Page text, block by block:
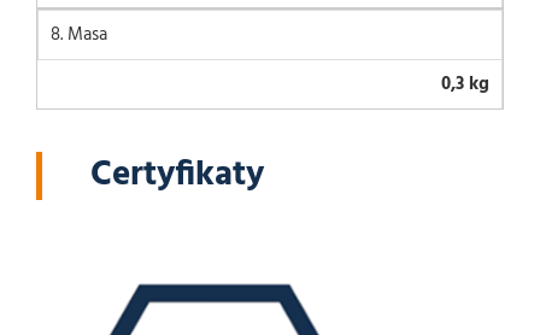
8. Masa
0,3 kg
Certyfikaty